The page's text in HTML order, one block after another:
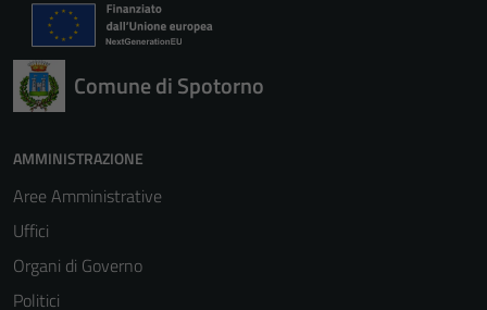
Comune di Spotorno
AMMINISTRAZIONE
Aree Amministrative
Uffici
Organi di Governo
Politici